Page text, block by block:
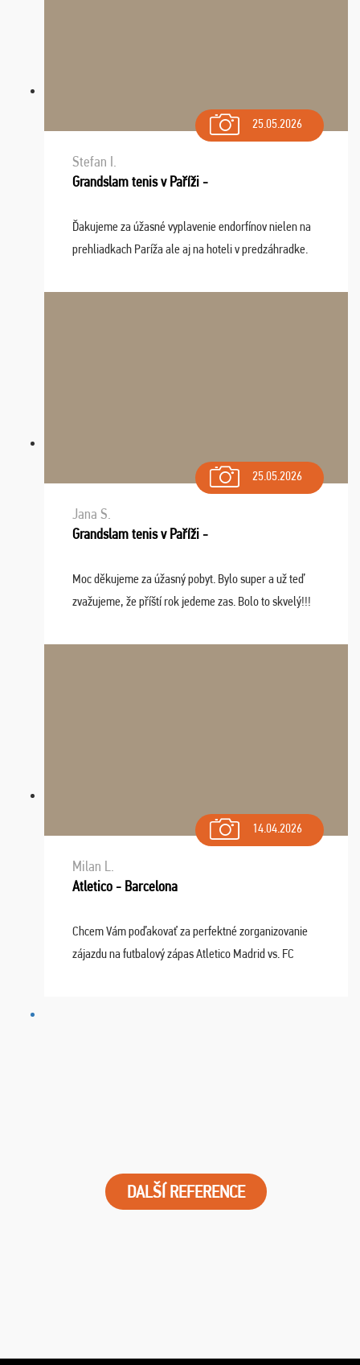
25.05.2026
Stefan I.
Grandslam tenis v Paříži -
Ďakujeme za úžasné vyplavenie endorfínov nielen na
prehliadkach Paríža ale aj na hoteli v predzáhradke.
spomínať a zväžujeme repete budúci rok : ...
25.05.2026
Jana S.
Grandslam tenis v Paříži -
Moc děkujeme za úžasný pobyt. Bylo super a už teď
zvažujeme, že příští rok jedeme zas. Bolo to skvelý!!!
14.04.2026
Milan L.
Atletico - Barcelona
Chcem Vám poďakovať za perfektné zorganizovanie
zájazdu na futbalový zápas Atletico Madrid vs. FC
DALŠÍ REFERENCE